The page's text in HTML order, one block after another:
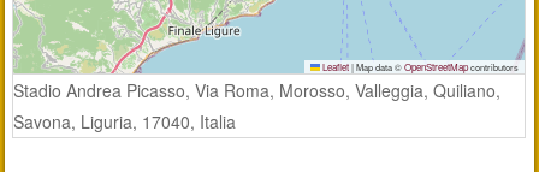
Leaflet |Map data ©OpenStreetMapcontributors
Stadio Andrea Picasso, Via Roma, Morosso, Valleggia, Quiliano,
Savona, Liguria, 17040, Italia